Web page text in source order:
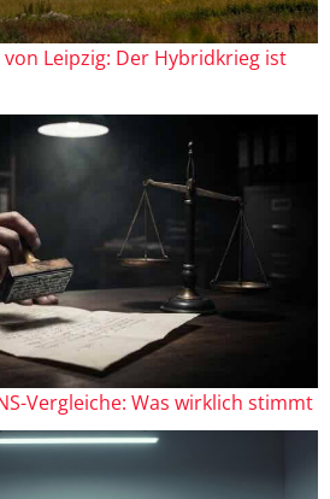
Leipzig: Der Hybridkrieg ist
Vergleiche: Was wirklich stimmt